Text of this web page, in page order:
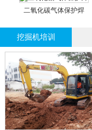
二氧化碳气体保护焊
挖掘机培训